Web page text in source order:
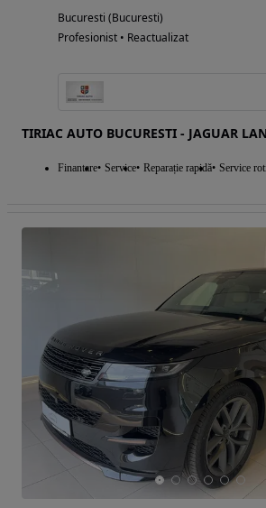
Bucuresti (Bucuresti)
Profesionist • Reactualizat
TIRIAC AUTO BUCURESTI - JAGUAR
Finantare Service Reparație rapidă Service